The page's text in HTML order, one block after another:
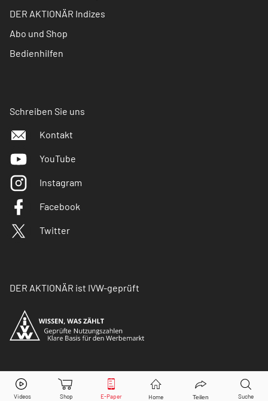
DER AKTIONÄR Indizes
Abo und Shop
Bedienhilfen
Schreiben Sie uns
Kontakt
YouTube
Instagram
Facebook
Twitter
DER AKTIONÄR ist IVW-geprüft
© Copyright 2026 Börsenmedien AG. Alle Rechte